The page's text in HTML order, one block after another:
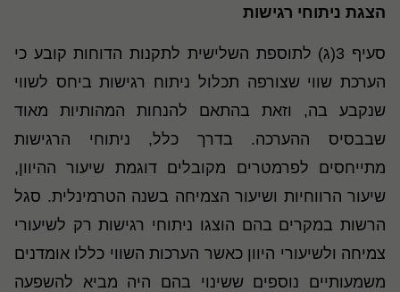
הצגת ניתוחי רגישות
סעיף 3(ג) לתוספת השלישית לתקנות הדוחות קובע כי
הערכת שווי שצורפה תכלול ניתוח רגישות ביחס לשווי
שנקבע בה, וזאת בהתאם להנחות המהותיות מאוד
שבבסיס ההערכה. בדרך כלל, ניתוחי הרגישות
מתייחסים לפרמטרים מקובלים דוגמת שיעור ההיוון,
שיעור הרווחיות ושיעור הצמיחה בשנה הטרמינלית. סגל
הרשות במקרים בהם הוצגו ניתוחי רגישות רק לשיעורי
צמיחה ולשיעורי היוון כאשר הערכות השווי כללו אומדנים
משמעותיים נוספים ששינוי בהם היה מביא להשפעה